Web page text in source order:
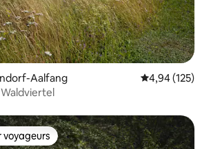
Aalfang Évaluation
4,94 (125)
les plus appréciés